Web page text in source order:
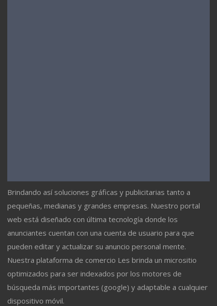
Brindando así soluciones gráficas y publicitarias tanto a
pequeñas, medianas y grandes empresas. Nuestro portal
web está diseñado con última tecnología donde los
anunciantes cuentan con una cuenta de usuario para que
pueden editar y actualizar su anuncio personal mente.
Nuestra plataforma de comercio Les brinda un micrositio
optimizados para ser indexados por los motores de
búsqueda más importantes (google) y adaptable a cualquier
dispositivo móvil.